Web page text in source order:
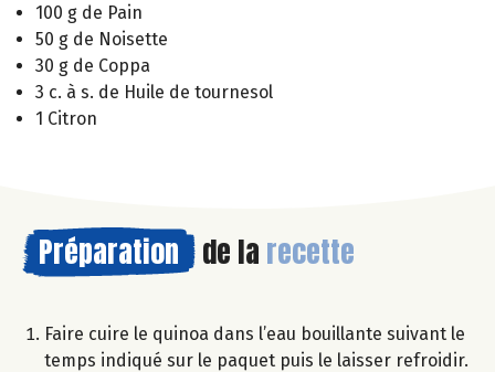
100 g de Pain
50 g de Noisette
30 g de Coppa
3 c. à s. de Huile de tournesol
1 Citron
Préparation de la recette
Faire cuire le quinoa dans l’eau bouillante suivant le
temps indiqué sur le paquet puis le laisser refroidir.